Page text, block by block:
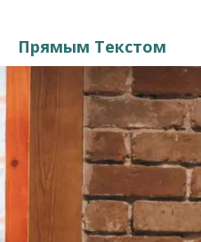
Прямым Текстом